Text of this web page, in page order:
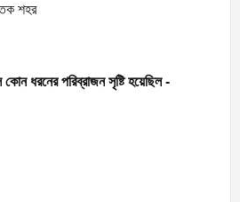
শহর
ধরনের পরিব্রাজন সৃষ্টি হয়েছিল -